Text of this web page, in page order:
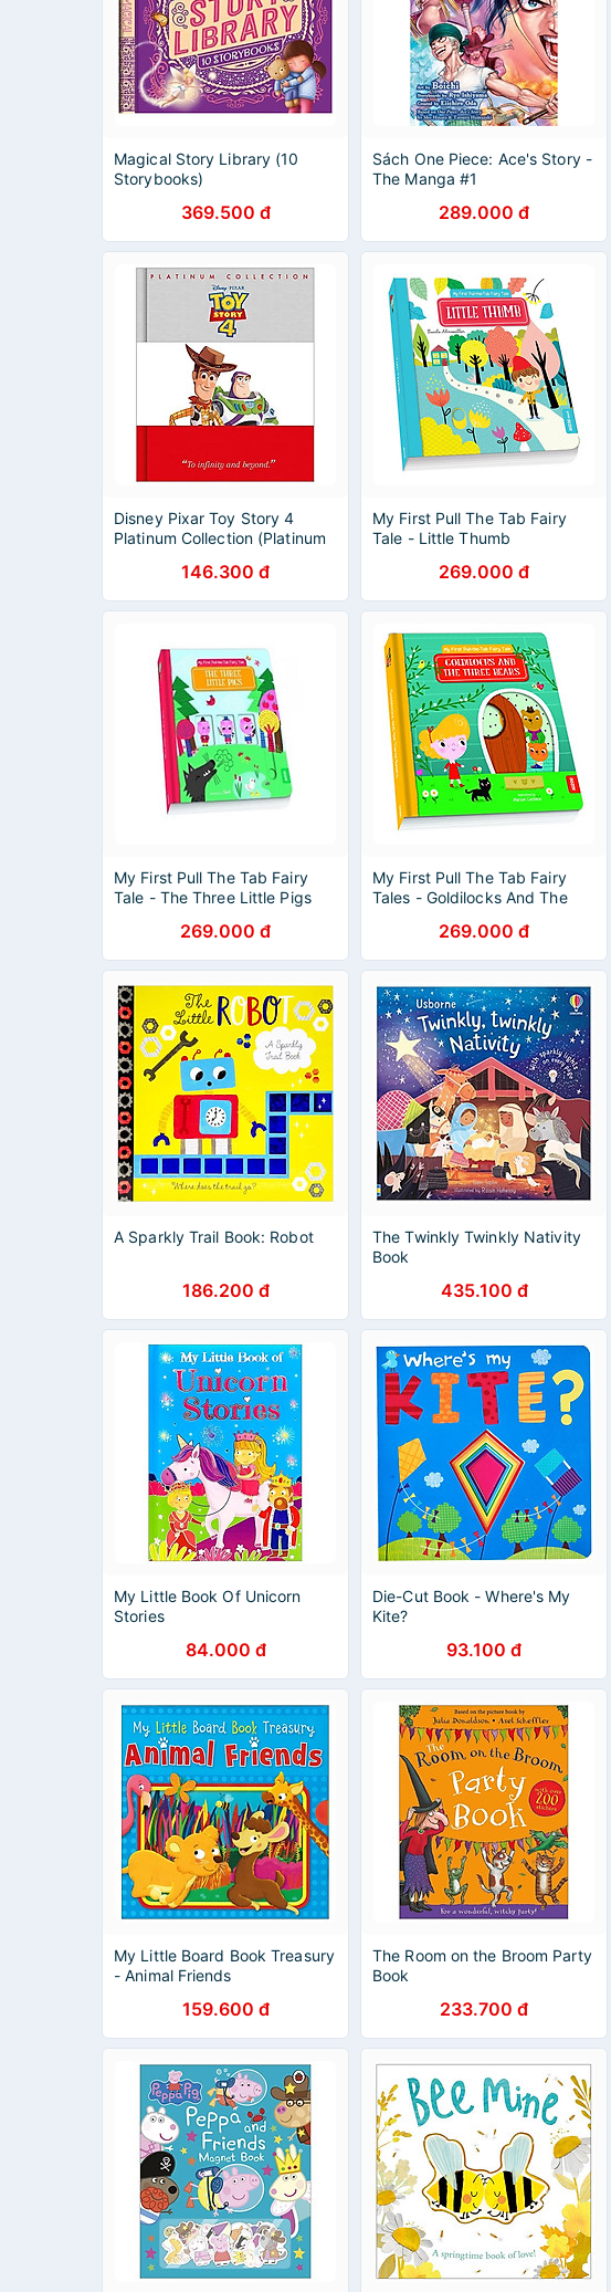
Magical Story Library (10
Storybooks)
369.500 đ
Sách One Piece: Ace's Story -
The Manga #1
289.000 đ
Disney Pixar Toy Story 4
Platinum Collection (Platinum
146.300 đ
My First Pull The Tab Fairy
Tale - Little Thumb
269.000 đ
My First Pull The Tab Fairy
Tale - The Three Little Pigs
269.000 đ
My First Pull The Tab Fairy
Tales - Goldilocks And The
269.000 đ
A Sparkly Trail Book: Robot
186.200 đ
The Twinkly Twinkly Nativity
Book
435.100 đ
My Little Book Of Unicorn
Stories
84.000 đ
Die-Cut Book - Where's My
Kite?
93.100 đ
My Little Board Book Treasury
- Animal Friends
159.600 đ
The Room on the Broom Party
Book
233.700 đ